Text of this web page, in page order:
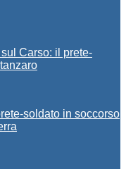
Carso: il prete-
soldato in soccorso